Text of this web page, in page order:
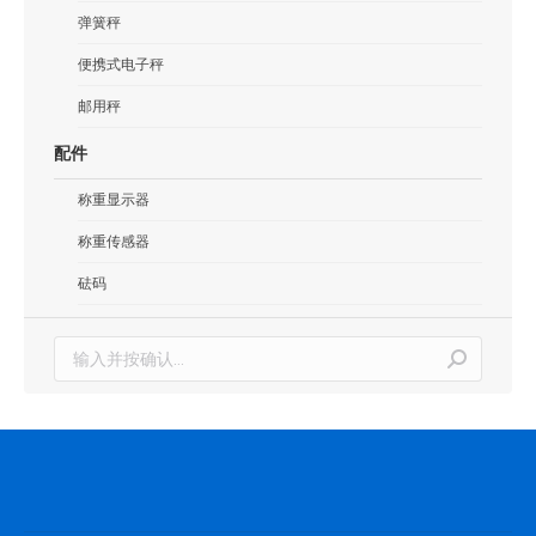
弹簧秤
便携式电子秤
邮用秤
配件
称重显示器
称重传感器
砝码
索：